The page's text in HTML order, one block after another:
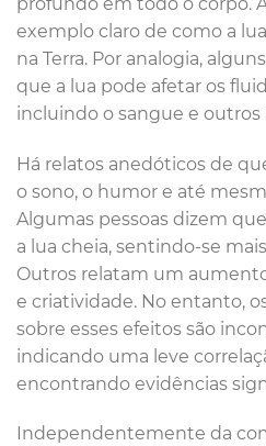
exemplo claro de como a
na Terra. Por analogia,
que a lua pode afetar os
incluindo o sangue e outros
Há relatos anedóticos de
o sono, o humor e até
Algumas pessoas dizem
a lua cheia, sentindo-se
Outros relatam um
e criatividade. No entanto,
sobre esses efeitos são
indicando uma leve
encontrando evidências
Independentemente da